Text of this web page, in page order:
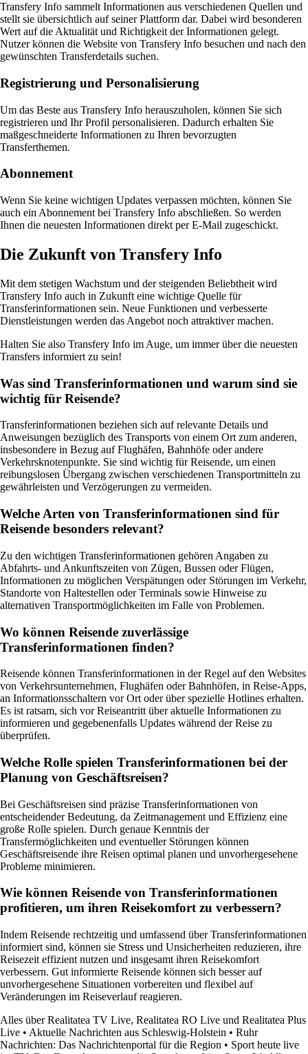
Transfery Info sammelt Informationen aus verschiedenen Quellen und
stellt sie übersichtlich auf seiner Plattform dar. Dabei wird besonderen
Wert auf die Aktualität und Richtigkeit der Informationen gelegt.
Nutzer können die Website von Transfery Info besuchen und nach den
gewünschten Transferdetails suchen.
Registrierung und Personalisierung
Um das Beste aus Transfery Info herauszuholen, können Sie sich
registrieren und Ihr Profil personalisieren. Dadurch erhalten Sie
maßgeschneiderte Informationen zu Ihren bevorzugten
Transferthemen.
Abonnement
Wenn Sie keine wichtigen Updates verpassen möchten, können Sie
auch ein Abonnement bei Transfery Info abschließen. So werden
Ihnen die neuesten Informationen direkt per E-Mail zugeschickt.
Die Zukunft von Transfery Info
Mit dem stetigen Wachstum und der steigenden Beliebtheit wird
Transfery Info auch in Zukunft eine wichtige Quelle für
Transferinformationen sein. Neue Funktionen und verbesserte
Dienstleistungen werden das Angebot noch attraktiver machen.
Halten Sie also Transfery Info im Auge, um immer über die neuesten
Transfers informiert zu sein!
Was sind Transferinformationen und warum sind sie
wichtig für Reisende?
Transferinformationen beziehen sich auf relevante Details und
Anweisungen bezüglich des Transports von einem Ort zum anderen,
insbesondere in Bezug auf Flughäfen, Bahnhöfe oder andere
Verkehrsknotenpunkte. Sie sind wichtig für Reisende, um einen
reibungslosen Übergang zwischen verschiedenen Transportmitteln zu
gewährleisten und Verzögerungen zu vermeiden.
Welche Arten von Transferinformationen sind für
Reisende besonders relevant?
Zu den wichtigen Transferinformationen gehören Angaben zu
Abfahrts- und Ankunftszeiten von Zügen, Bussen oder Flügen,
Informationen zu möglichen Verspätungen oder Störungen im Verkehr,
Standorte von Haltestellen oder Terminals sowie Hinweise zu
alternativen Transportmöglichkeiten im Falle von Problemen.
Wo können Reisende zuverlässige
Transferinformationen finden?
Reisende können Transferinformationen in der Regel auf den Websites
von Verkehrsunternehmen, Flughäfen oder Bahnhöfen, in Reise-Apps,
an Informationsschaltern vor Ort oder über spezielle Hotlines erhalten.
Es ist ratsam, sich vor Reiseantritt über aktuelle Informationen zu
informieren und gegebenenfalls Updates während der Reise zu
überprüfen.
Welche Rolle spielen Transferinformationen bei der
Planung von Geschäftsreisen?
Bei Geschäftsreisen sind präzise Transferinformationen von
entscheidender Bedeutung, da Zeitmanagement und Effizienz eine
große Rolle spielen. Durch genaue Kenntnis der
Transfermöglichkeiten und eventueller Störungen können
Geschäftsreisende ihre Reisen optimal planen und unvorhergesehene
Probleme minimieren.
Wie können Reisende von Transferinformationen
profitieren, um ihren Reisekomfort zu verbessern?
Indem Reisende rechtzeitig und umfassend über Transferinformationen
informiert sind, können sie Stress und Unsicherheiten reduzieren, ihre
Reisezeit effizient nutzen und insgesamt ihren Reisekomfort
verbessern. Gut informierte Reisende können sich besser auf
unvorhergesehene Situationen vorbereiten und flexibel auf
Veränderungen im Reiseverlauf reagieren.
Alles über Realitatea TV Live, Realitatea RO Live und Realitatea Plus
Live • Aktuelle Nachrichten aus Schleswig-Holstein • Ruhr
Nachrichten: Das Nachrichtenportal für die Region • Sport heute live